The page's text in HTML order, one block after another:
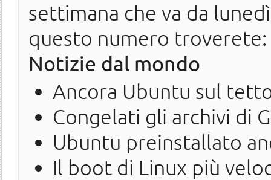
settimana che va da
questo numero troverete:
Notizie dal mondo
Ancora Ubuntu sul
Congelati gli archivi di
Ubuntu preinstallato
Il boot di Linux più